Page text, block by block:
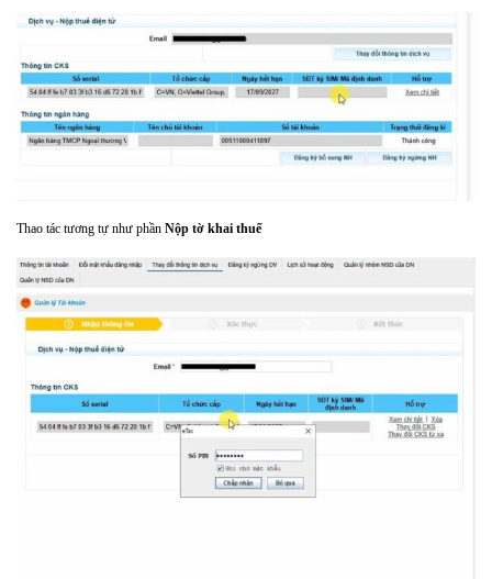
Thao tác tương tự như phần Nộp tờ khai thuế